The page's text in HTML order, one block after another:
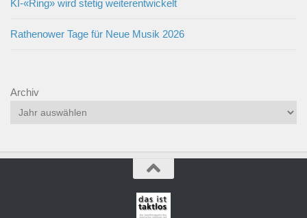
KI-«Ring» wird stetig weiterentwickelt
Rathenower Tage für Neue Musik 2026
Archiv